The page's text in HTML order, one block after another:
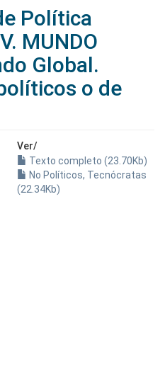
Política
MUNDO
Global.
o de
Ver/
Texto completo (23.70Kb)
No Políticos, Tecnócratas
(22.34Kb)